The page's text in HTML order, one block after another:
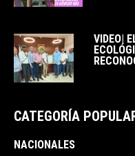
VIDEO|
CATEGORÍA
NACIONALES